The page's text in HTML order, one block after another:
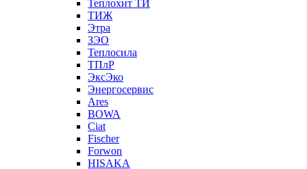
Теплохит ТИ
ТИЖ
Этра
ЗЭО
Теплосила
ТПлР
ЭксЭко
Энергосервис
Ares
BOWA
Ciat
Fischer
Forwon
HISAKA